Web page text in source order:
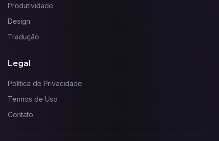
Produtividade
Design
Tradução
Legal
Política de Privacidade
Termos de Uso
Contato